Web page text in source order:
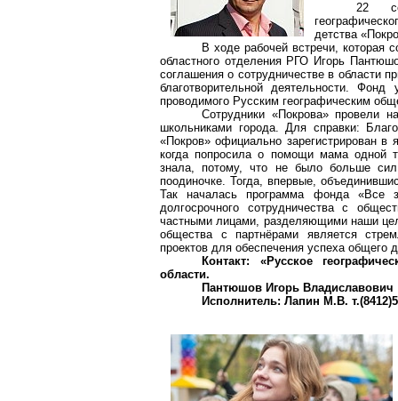
22
детства
В ходе рабочей встречи, которая
областного отделения РГО Игорь
соглашения о сотрудничестве в области
благотворительной деятельности.
проводимого Русским географическим
Сотрудники «Покрова» провели
школьниками города. Для справки:
«Покров» официально зарегистрирован
когда попросила о помощи мама одной
знала, потому, что не было больше
поодиночке. Тогда, впервые,
Так началась программа фонда «Все
долгосрочного сотрудничества с
частными лицами, разделяющими наши
общества с партнёрами является
проектов для обеспечения успеха общего
Контакт: «Русское
области.
Пантюшов Игорь Владиславович
Исполнитель: Лапин М.В.